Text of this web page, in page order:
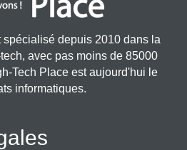
spécialisé depuis 2010 dans la
avec pas moins de 85000
Tech Place est aujourd'hui le
informatiques.